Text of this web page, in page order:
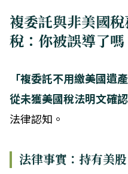
複委託與非美國
稅：你被誤導了嗎
「複委託不用繳美國遺
從未獲美國稅法明文確
法律認知。
法律事實：持有美